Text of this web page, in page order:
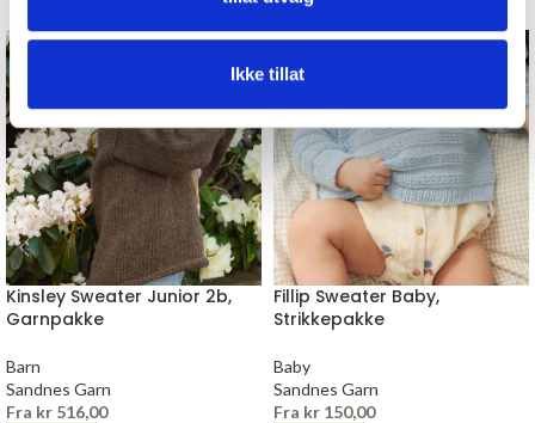
Ikke tillat
Kinsley Sweater Junior 2b,
Garnpakke
Barn
Sandnes Garn
Fra kr 516,00
Fillip Sweater Baby,
Strikkepakke
Baby
Sandnes Garn
Fra kr 150,00